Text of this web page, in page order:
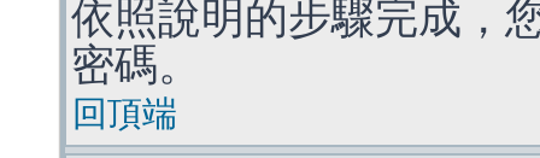
依照說明的步驟完成，
密碼。
回頂端